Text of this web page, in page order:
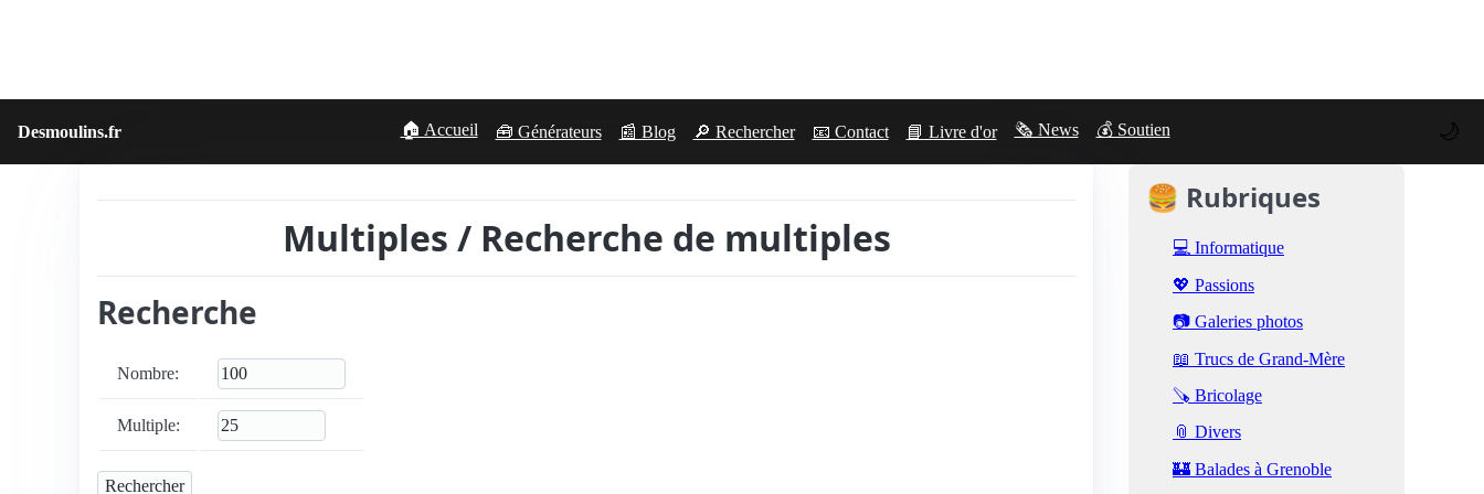
Desmoulins.fr 🏠 Accueil 🧰 Générateurs 📰 Blog 🔎 Rechercher 📧 Contact 📘 Livre d'or 🗞️ News 💰 Soutien 🌙
Multiples / Recherche de multiples
Recherche
Nombre:
Multiple:
🍔 Rubriques
💻 Informatique
💖 Passions
📷 Galeries photos
📖 Trucs de Grand-Mère
🪚 Bricolage
📎 Divers
🏰 Balades à Grenoble